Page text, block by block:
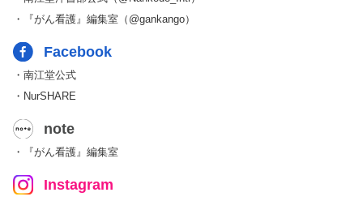
・『がん看護』編集室（@gankango）
Facebook
・南江堂公式
・NurSHARE
note
・『がん看護』編集室
Instagram